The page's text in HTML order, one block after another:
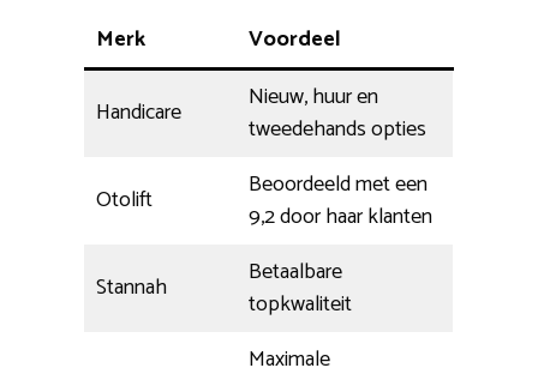
Merk Voordeel
Handicare
Nieuw, huur en
tweedehands opties
Otolift
Beoordeeld met een
9,2 door haar klanten
Stannah
Betaalbare
topkwaliteit
Maximale